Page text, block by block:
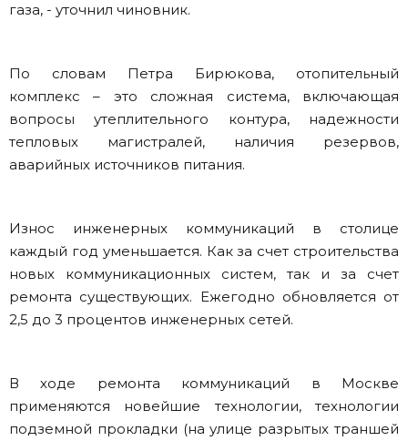
газа, - уточнил чиновник.
По словам Петра Бирюкова, отопительный
комплекс – это сложная система, включающая
вопросы утеплительного контура, надежности
тепловых магистралей, наличия резервов,
аварийных источников питания.
Износ инженерных коммуникаций в столице
каждый год уменьшается. Как за счет строительства
новых коммуникационных систем, так и за счет
ремонта существующих. Ежегодно обновляется от
2,5 до 3 процентов инженерных сетей.
В ходе ремонта коммуникаций в Москве
применяются новейшие технологии, технологии
подземной прокладки (на улице разрытых траншей